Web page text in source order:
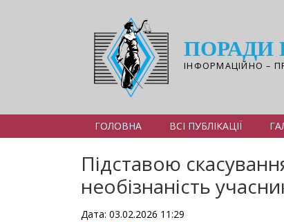
ПОРАДИ
ІНФОРМАЦІЙНО –
ГОЛОВНА ВСІ ПУБЛІКАЦІЇ
Підставою
необізнаність
Дата: 03.02.2026 11:29